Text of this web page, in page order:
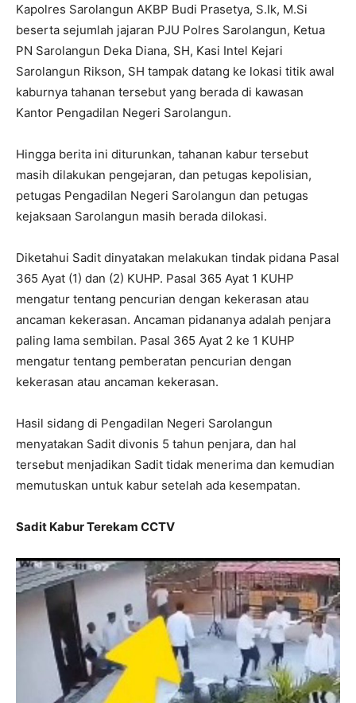
Kapolres Sarolangun AKBP Budi Prasetya, S.Ik, M.Si
beserta sejumlah jajaran PJU Polres Sarolangun, Ketua
PN Sarolangun Deka Diana, SH, Kasi Intel Kejari
Sarolangun Rikson, SH tampak datang ke lokasi titik awal
kaburnya tahanan tersebut yang berada di kawasan
Kantor Pengadilan Negeri Sarolangun.
Hingga berita ini diturunkan, tahanan kabur tersebut
masih dilakukan pengejaran, dan petugas kepolisian,
petugas Pengadilan Negeri Sarolangun dan petugas
kejaksaan Sarolangun masih berada dilokasi.
Diketahui Sadit dinyatakan melakukan tindak pidana Pasal
365 Ayat (1) dan (2) KUHP. Pasal 365 Ayat 1 KUHP
mengatur tentang pencurian dengan kekerasan atau
ancaman kekerasan. Ancaman pidananya adalah penjara
paling lama sembilan. Pasal 365 Ayat 2 ke 1 KUHP
mengatur tentang pemberatan pencurian dengan
kekerasan atau ancaman kekerasan.
Hasil sidang di Pengadilan Negeri Sarolangun
menyatakan Sadit divonis 5 tahun penjara, dan hal
tersebut menjadikan Sadit tidak menerima dan kemudian
memutuskan untuk kabur setelah ada kesempatan.
Sadit Kabur Terekam CCTV